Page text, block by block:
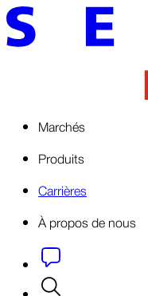
Marchés
Produits
Carrières
À propos de nous